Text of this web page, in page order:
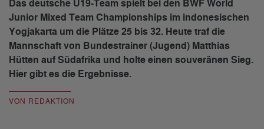
Das deutsche U19-Team spielt bei den BWF World
Junior Mixed Team Championships im indonesischen
Yogjakarta um die Plätze 25 bis 32. Heute traf die
Mannschaft von Bundestrainer (Jugend) Matthias
Hütten auf Südafrika und holte einen souveränen Sieg.
Hier gibt es die Ergebnisse.
VON REDAKTION